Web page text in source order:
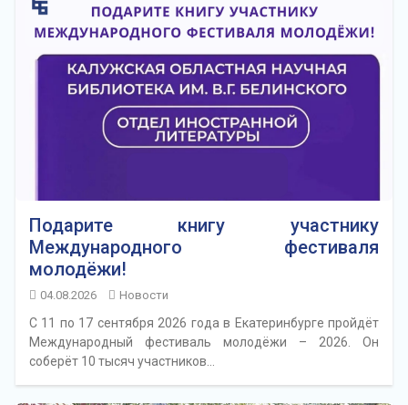
Подарите книгу участнику
Международного фестиваля
молодёжи!
04.08.2026 Новости
С 11 по 17 сентября 2026 года в Екатеринбурге пройдёт
Международный фестиваль молодёжи – 2026. Он
соберёт 10 тысяч участников…